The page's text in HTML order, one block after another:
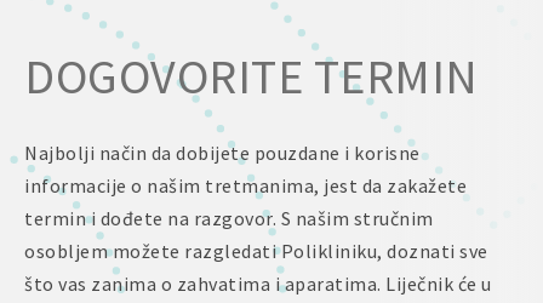
DOGOVORITE TERMIN
Najbolji način da dobijete pouzdane i korisne
informacije o našim tretmanima, jest da zakažete
termin i dođete na razgovor. S našim stručnim
osobljem možete razgledati Polikliniku, doznati sve
što vas zanima o zahvatima i aparatima. Liječnik će u